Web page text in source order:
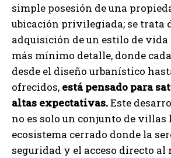
simple posesión de una
ubicación privilegiada; se trata
adquisición de un estilo de vida
más mínimo detalle, donde
desde el diseño urbanístico
ofrecidos, está pensado para
altas expectativas.Este
no es solo un conjunto de villas
ecosistema cerrado donde la
seguridad y el acceso directo al